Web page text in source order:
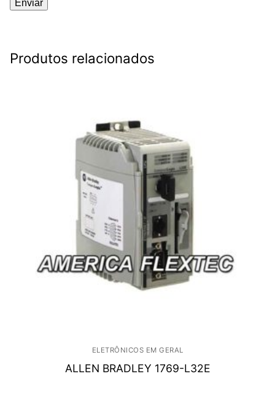
Produtos relacionados
ELETRÔNICOS EM GERAL
ALLEN BRADLEY 1769-L32E